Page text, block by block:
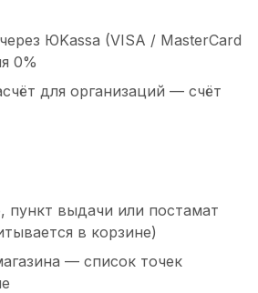
ЮKassa (VISA / MasterCard
0%
для организаций — счёт
выдачи или постамат
в корзине)
— список точек